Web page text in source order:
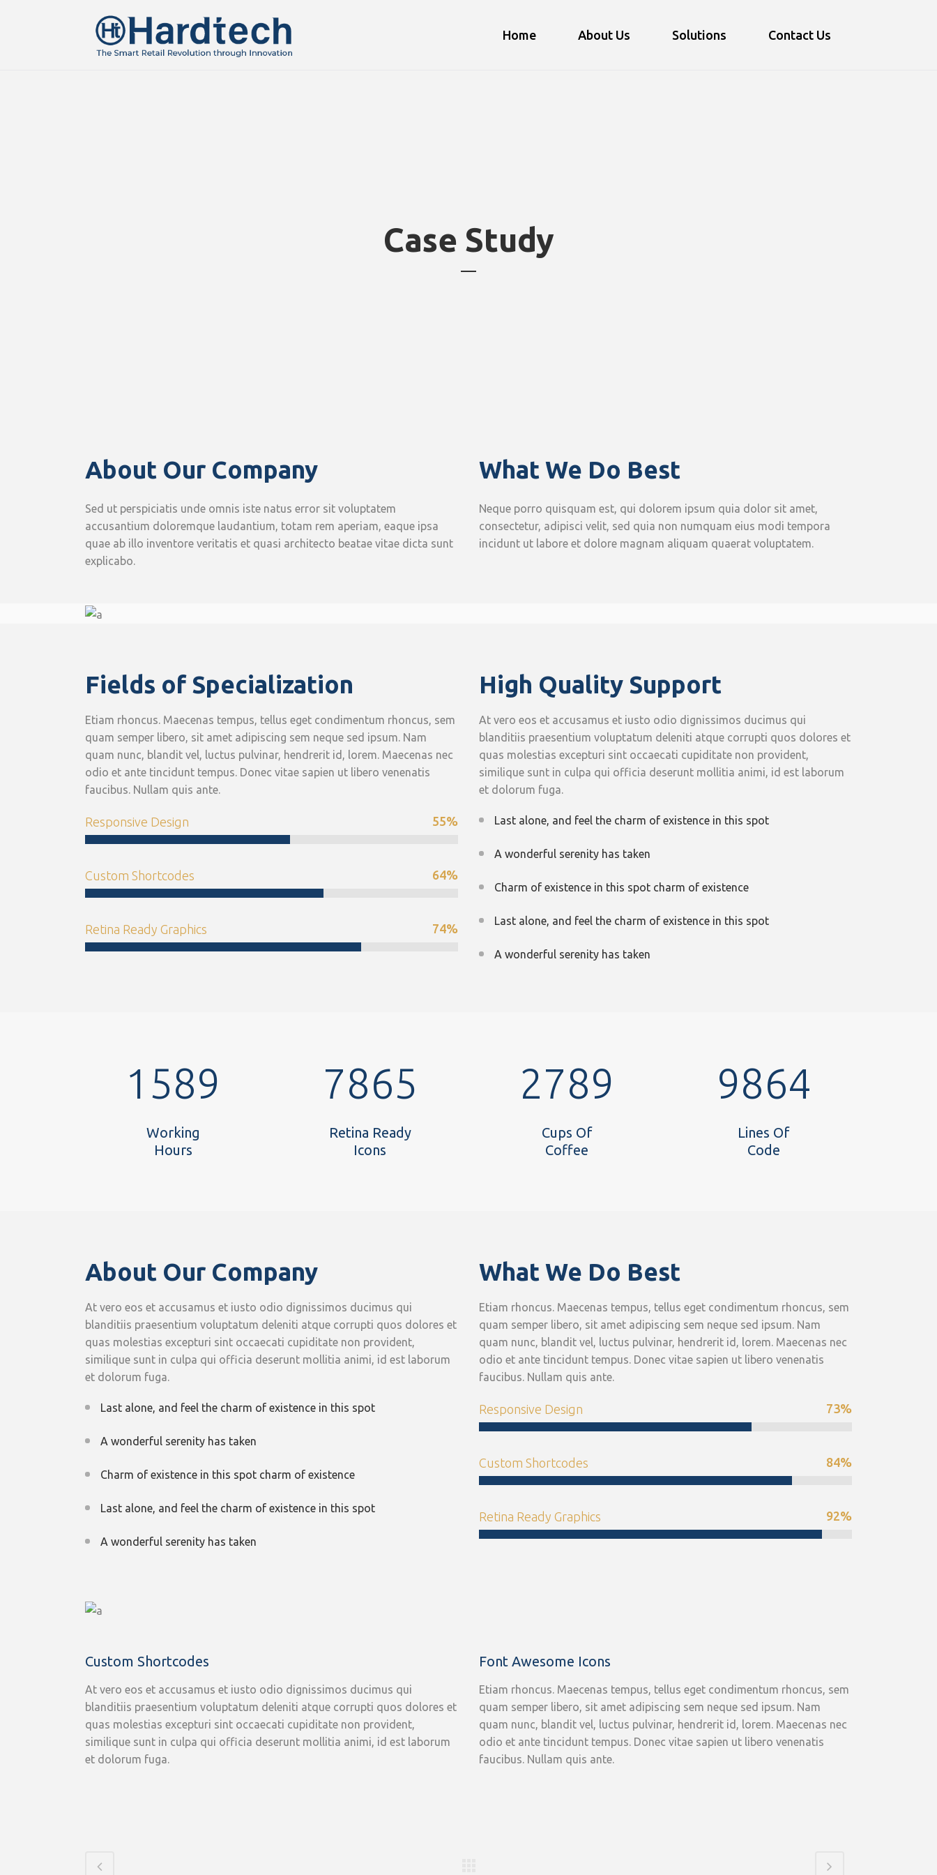
Home About Us Solutions Contact Us
Case Study
About Our Company
Sed ut perspiciatis unde omnis iste natus error sit voluptatem
accusantium doloremque laudantium, totam rem aperiam, eaque ipsa
quae ab illo inventore veritatis et quasi architecto beatae vitae dicta sunt
explicabo.
What We Do Best
Neque porro quisquam est, qui dolorem ipsum quia dolor sit amet,
consectetur, adipisci velit, sed quia non numquam eius modi tempora
incidunt ut labore et dolore magnam aliquam quaerat voluptatem.
Fields of Specialization
Etiam rhoncus. Maecenas tempus, tellus eget condimentum rhoncus, sem
quam semper libero, sit amet adipiscing sem neque sed ipsum. Nam
quam nunc, blandit vel, luctus pulvinar, hendrerit id, lorem. Maecenas nec
odio et ante tincidunt tempus. Donec vitae sapien ut libero venenatis
faucibus. Nullam quis ante.
Responsive Design 55%
Custom Shortcodes 64%
Retina Ready Graphics 74%
High Quality Support
At vero eos et accusamus et iusto odio dignissimos ducimus qui
blanditiis praesentium voluptatum deleniti atque corrupti quos dolores et
quas molestias excepturi sint occaecati cupiditate non provident,
similique sunt in culpa qui officia deserunt mollitia animi, id est laborum
et dolorum fuga.
Last alone, and feel the charm of existence in this spot
A wonderful serenity has taken
Charm of existence in this spot charm of existence
Last alone, and feel the charm of existence in this spot
A wonderful serenity has taken
1589
Working
Hours
7865
Retina Ready
Icons
2789
Cups Of
Coffee
9864
Lines Of
Code
About Our Company
At vero eos et accusamus et iusto odio dignissimos ducimus qui
blanditiis praesentium voluptatum deleniti atque corrupti quos dolores et
quas molestias excepturi sint occaecati cupiditate non provident,
similique sunt in culpa qui officia deserunt mollitia animi, id est laborum
et dolorum fuga.
Last alone, and feel the charm of existence in this spot
A wonderful serenity has taken
Charm of existence in this spot charm of existence
Last alone, and feel the charm of existence in this spot
A wonderful serenity has taken
What We Do Best
Etiam rhoncus. Maecenas tempus, tellus eget condimentum rhoncus, sem
quam semper libero, sit amet adipiscing sem neque sed ipsum. Nam
quam nunc, blandit vel, luctus pulvinar, hendrerit id, lorem. Maecenas nec
odio et ante tincidunt tempus. Donec vitae sapien ut libero venenatis
faucibus. Nullam quis ante.
Responsive Design 73%
Custom Shortcodes 84%
Retina Ready Graphics 92%
Custom Shortcodes
At vero eos et accusamus et iusto odio dignissimos ducimus qui
blanditiis praesentium voluptatum deleniti atque corrupti quos dolores et
quas molestias excepturi sint occaecati cupiditate non provident,
similique sunt in culpa qui officia deserunt mollitia animi, id est laborum
et dolorum fuga.
Font Awesome Icons
Etiam rhoncus. Maecenas tempus, tellus eget condimentum rhoncus, sem
quam semper libero, sit amet adipiscing sem neque sed ipsum. Nam
quam nunc, blandit vel, luctus pulvinar, hendrerit id, lorem. Maecenas nec
odio et ante tincidunt tempus. Donec vitae sapien ut libero venenatis
faucibus. Nullam quis ante.